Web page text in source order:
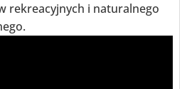
rekreacyjnych i naturalnego